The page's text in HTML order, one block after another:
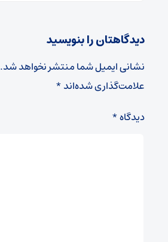
دیدگاهتان را بنویسید
نشانی ایمیل شما منتشر نخواهد شد.
علامت‌گذاری شده‌اند*
دیدگاه*